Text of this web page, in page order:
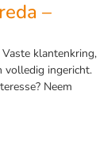
–
klantenkring,
volledig ingericht.
Neem